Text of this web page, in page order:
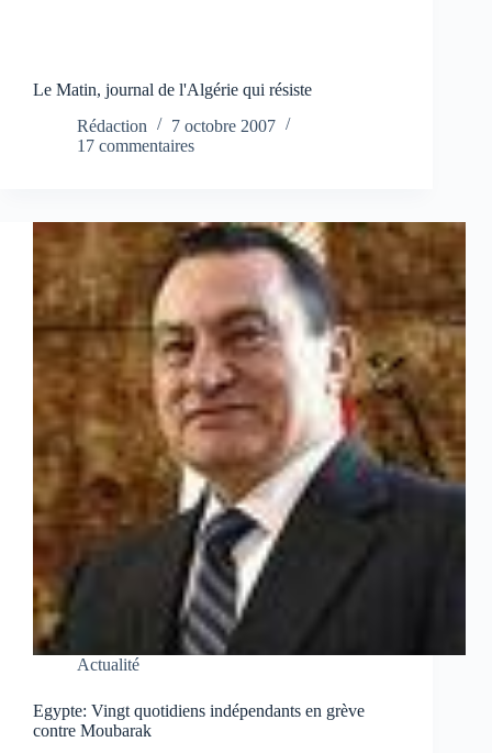
Le Matin, journal de l'Algérie qui résiste
Rédaction
7 octobre 2007
17 commentaires
Actualité
Egypte: Vingt quotidiens indépendants en grève
contre Moubarak